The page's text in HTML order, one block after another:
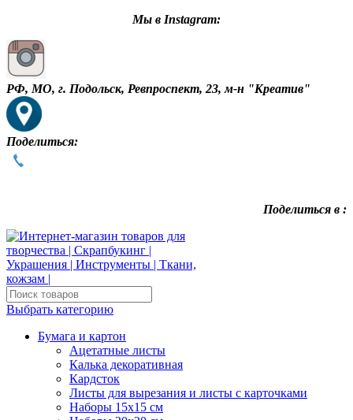
Мы в Instagram:
РФ, МО, г. Подольск, Ревпроспект, 23, м-н "Креатив"
Поделиться:
Поделиться в :
Выбрать категорию
Бумага и картон
Ацетатные листы
Калька декоративная
Кардсток
Листы для вырезания и листы с карточками
Наборы 15х15 см